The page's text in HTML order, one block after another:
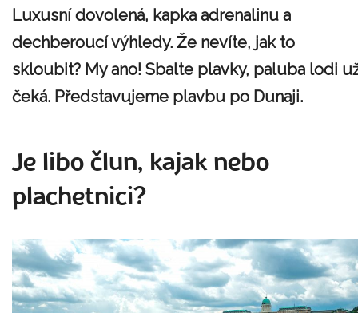
Luxusní dovolená, kapka adrenalinu a
dechberoucí výhledy. Že nevíte, jak to
skloubit? My ano! Sbalte plavky, paluba lodi
čeká. Představujeme plavbu po Dunaji.
Je libo člun, kajak nebo
plachetnici?